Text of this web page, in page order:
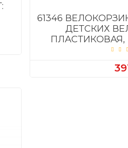
61346
ДЕТСКИХ